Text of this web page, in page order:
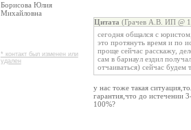
Борисова Юлия
Михайловна
* контакт был изменен или
удален
Цитата (Грачев А.В. ИП @
сегодня общался с
это протянуть время и по
проще сейчас расскажу,
сам в барнаул ездил
отчаиваться) сейчас
у нас тоже такая
гарантия,что до истечении
100%?